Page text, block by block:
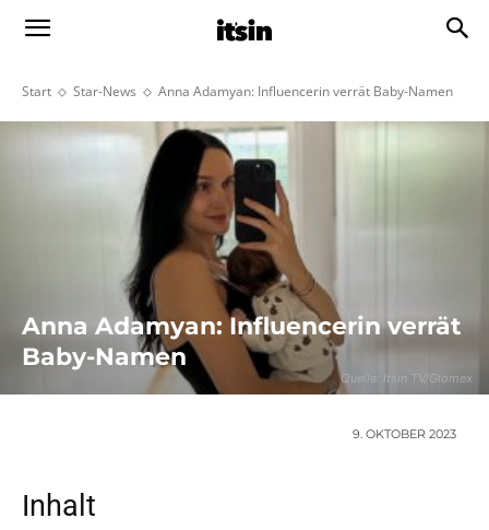
Start Star-News Anna Adamyan: Influencerin verrät Baby-Namen
Quelle: Itsin TV/Glomex
Anna Adamyan: Influencerin verrät
Baby-Namen
9. OKTOBER 2023
Inhalt